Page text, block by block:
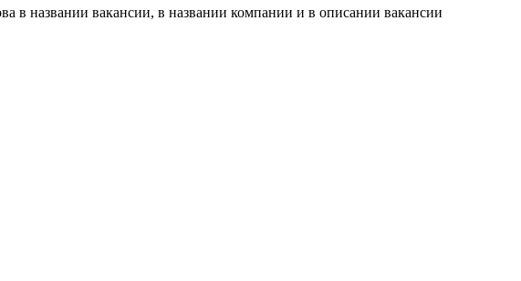
в названии вакансии, в названии компании и в описании вакансии